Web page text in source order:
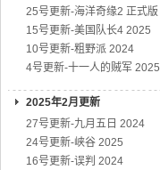
25号更新-海洋奇缘2 正式版
15号更新-美国队长4 2025
10号更新-粗野派 2024
4号更新-十一人的贼军 2025
2025年2月更新
27号更新-九月五日 2024
24号更新-峡谷 2025
16号更新-误判 2024